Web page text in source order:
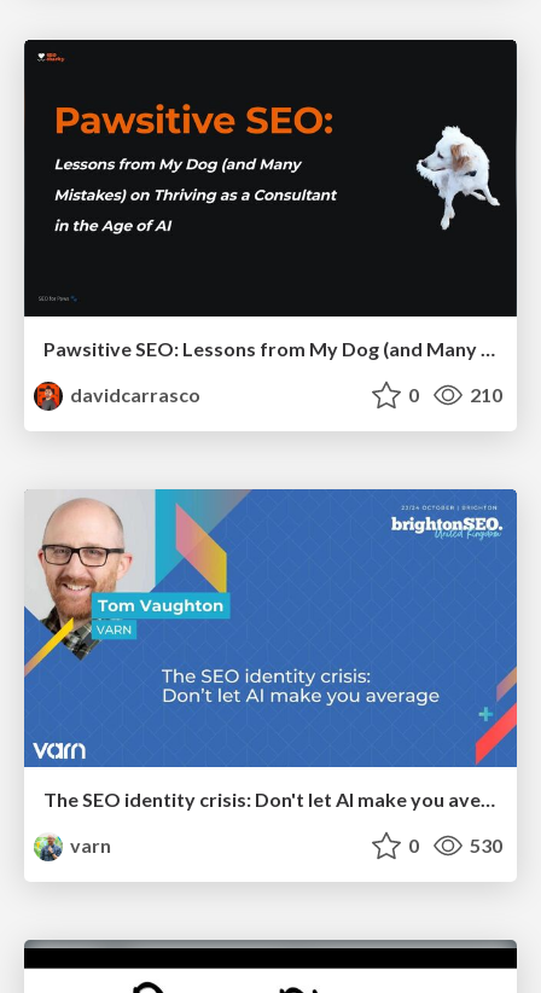
Pawsitive SEO: Lessons from My Dog (and Many Mistakes) on Thriving as a Consultant in the Age of AI
davidcarrasco
0 210
varn
0 530